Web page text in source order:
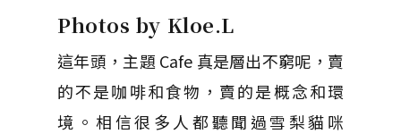
Photos by Kloe.L
這年頭，主題 Cafe 真是層出不窮呢，賣
的不是咖啡和食物，賣的是概念和環
境。相信很多人都聽聞過雪梨貓咪